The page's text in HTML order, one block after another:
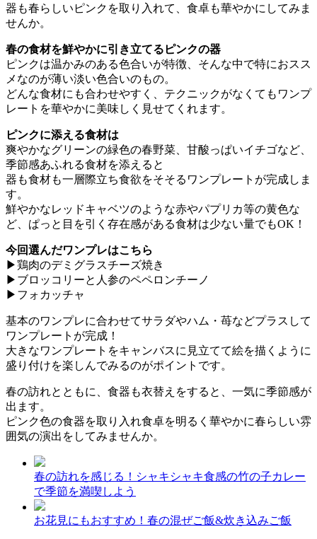
器も春らしいピンクを取り入れて、食卓も華やかにしてみま
せんか。
春の食材を鮮やかに引き立てるピンクの器
ピンクは温かみのある色合いが特徴、そんな中で特におスス
メなのが薄い淡い色合いのもの。
どんな食材にも合わせやすく、テクニックがなくてもワンプ
レートを華やかに美味しく見せてくれます。
ピンクに添える食材は
爽やかなグリーンの緑色の春野菜、甘酸っぱいイチゴなど、
季節感あふれる食材を添えると
器も食材も一層際立ち食欲をそそるワンプレートが完成しま
す。
鮮やかなレッドキャベツのような赤やパプリカ等の黄色な
ど、ぱっと目を引く存在感がある食材は少ない量でもOK！
今回選んだワンプレはこちら
▶鶏肉のデミグラスチーズ焼き
▶ブロッコリーと人参のペペロンチーノ
▶フォカッチャ
基本のワンプレに合わせてサラダやハム・苺などプラスして
ワンプレートが完成！
大きなワンプレートをキャンバスに見立てて絵を描くように
盛り付けを楽しんでみるのがポイントです。
春の訪れとともに、食器も衣替えをすると、一気に季節感が
出ます。
ピンク色の食器を取り入れ食卓を明るく華やかに春らしい雰
囲気の演出をしてみませんか。
春の訪れを感じる！シャキシャキ食感の竹の子カレー
で季節を満喫しよう
お花見にもおすすめ！春の混ぜご飯&炊き込みご飯